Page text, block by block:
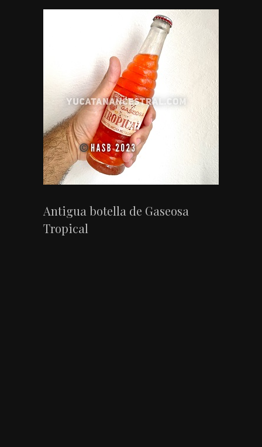
Antigua botella de Gaseosa
Tropical